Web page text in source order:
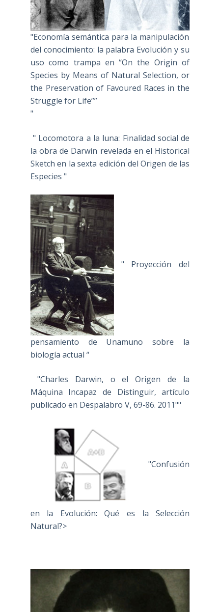
"Economía semántica para la manipulación
del conocimiento: la palabra Evolución y su
uso como trampa en “On the Origin of
Species by Means of Natural Selection, or
the Preservation of Favoured Races in the
Struggle for Life””
"
" Locomotora a la luna: Finalidad social de
la obra de Darwin revelada en el Historical
Sketch en la sexta edición del Origen de las
Especies "
" Proyección del
pensamiento de Unamuno sobre la
biología actual “
"Charles Darwin, o el Origen de la
Máquina Incapaz de Distinguir, artículo
publicado en Despalabro V, 69-86. 2011""
"Confusión
en la Evolución: Qué es la Selección
Natural?>